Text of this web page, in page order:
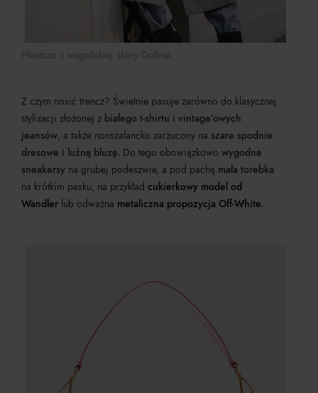
Płaszcze z wegańskiej skóry Dollina
Z czym nosić trencz? Świetnie pasuje zarówno do klasycznej
stylizacji złożonej z białego t-shirtu i vintage’owych
jeansów, a także nonszalancko zarzucony na szare spodnie
dresowe i luźną bluzę. Do tego obowiązkowo wygodne
sneakersy na grubej podeszwie, a pod pachą mała torebka
na krótkim pasku, na przykład cukierkowy model od
Wandler lub odważna metaliczna propozycja Off-White.